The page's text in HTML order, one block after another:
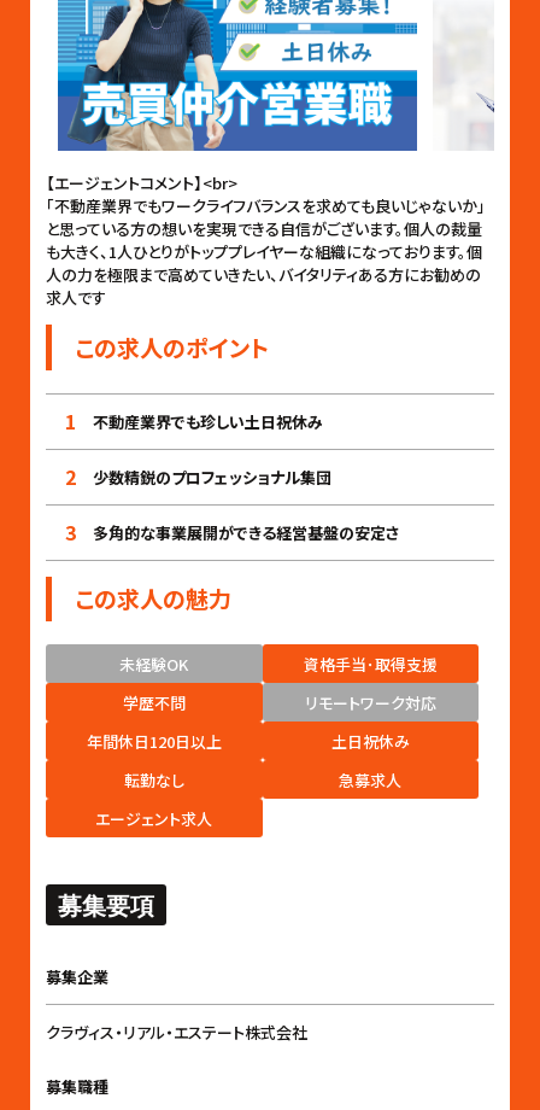
【エージェントコメント】<br>
「不動産業界でもワークライフバランスを求めても良いじゃないか」
と思っている方の想いを実現できる自信がございます。個人の裁量
も大きく、1人ひとりがトッププレイヤーな組織になっております。個
人の力を極限まで高めていきたい、バイタリティある方にお勧めの
求人です
この求人のポイント
1 不動産業界でも珍しい土日祝休み
2 少数精鋭のプロフェッショナル集団
3 多角的な事業展開ができる経営基盤の安定さ
この求人の魅力
未経験OK
資格手当･取得支援
学歴不問
リモートワーク対応
年間休日120日以上
土日祝休み
転勤なし
急募求人
エージェント求人
募集要項
募集企業
クラヴィス・リアル・エステート株式会社
募集職種